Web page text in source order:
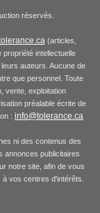
réservés.
(articles,
intellectuelle
auteurs. Aucune de
que personnel. Toute
vente, exploitation
préalable écrite de
: info@tolerance.ca
ni des contenus des
annonces publicitaires
notre site, afin de vous
vos centres d'intérêts.